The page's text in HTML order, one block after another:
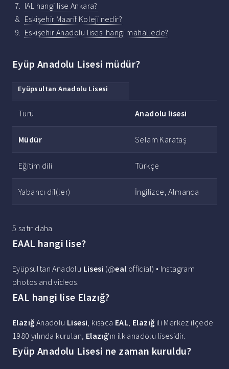
IAL hangi lise Ankara?
Eskişehir Maarif Koleji nedir?
Eskişehir Anadolu lisesi hangi mahallede?
Eyüp Anadolu Lisesi müdür?
EyüpsultanAnadolu Lisesi
Türü Anadolu lisesi
Müdür Selam Karataş
Eğitim dili Türkçe
Yabancı dil(ler) İngilizce, Almanca
5 satır daha
EAAL hangi lise?
Eyüpsultan Anadolu Lisesi (@eal.official) • Instagram
photos and videos.
EAL hangi lise Elazığ?
Elazığ Anadolu Lisesi, kısaca EAL, Elazığ ili Merkez ilçede
1980 yılında kurulan, Elazığ'ın ilk anadolu lisesidir.
Eyüp Anadolu Lisesi ne zaman kuruldu?